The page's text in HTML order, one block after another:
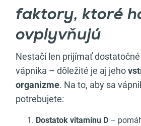
faktory, ktoré
ovplyvňujú
Nestačí len prijímať
vápnika – dôležité je aj jeho
organizme. Na to, aby sa
potrebujete:
Dostatok vitamínu D –